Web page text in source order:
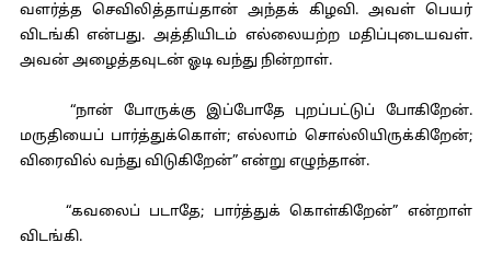
வளர்த்த செவிலித்தாய்தான் அந்தக் கிழவி. அவள் பெயர்
விடங்கி என்பது. அத்தியிடம் எல்லையற்ற மதிப்புடையவள்.
அவன் அழைத்தவுடன் ஓடி வந்து நின்றாள்.
“நான் போருக்கு இப்போதே புறப்பட்டுப் போகிறேன்.
மருதியைப் பார்த்துக்கொள்; எல்லாம் சொல்லியிருக்கிறேன்;
விரைவில் வந்து விடுகிறேன்” என்று எழுந்தான்.
“கவலைப் படாதே; பார்த்துக் கொள்கிறேன்” என்றாள்
விடங்கி.